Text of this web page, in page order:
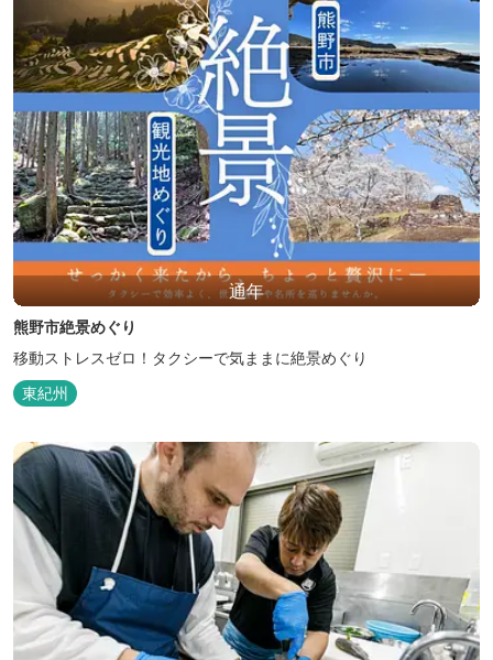
通年
熊野市絶景めぐり
移動ストレスゼロ！タクシーで気ままに絶景めぐり
東紀州